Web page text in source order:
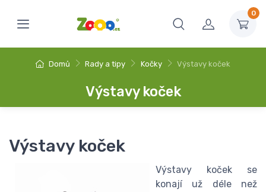
0
Domů Rady a tipy Kočky Výstavy koček
Výstavy koček
Výstavy koček
Výstavy koček se
konají už déle než